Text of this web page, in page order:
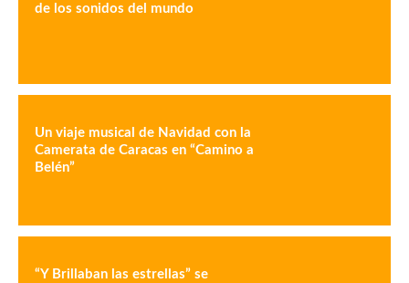
de los sonidos del mundo
Un viaje musical de Navidad con la
Camerata de Caracas en “Camino a
Belén”
“Y Brillaban las estrellas” se